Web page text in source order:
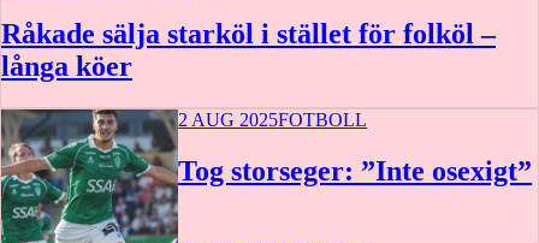
Råkade sälja starköl i stället för folköl –
långa köer
2 AUG 2025FOTBOLL
Tog storseger: ”Inte osexigt”